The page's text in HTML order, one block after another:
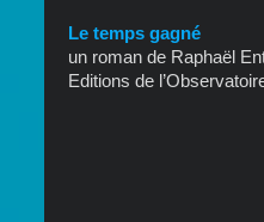
Le temps gagné
un roman de Raphaël
Editions de